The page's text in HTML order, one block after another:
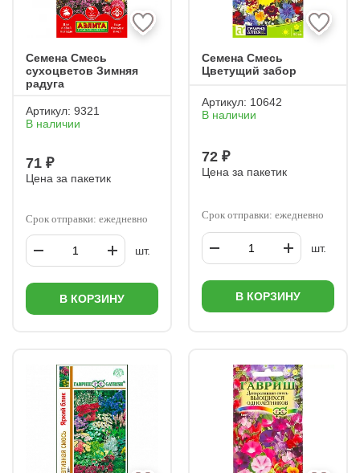
Семена Смесь
сухоцветов Зимняя
радуга
Артикул: 9321
В наличии
71 ₽
Цена за пакетик
Срок отправки: ежедневно
шт.
В КОРЗИНУ
Семена Смесь
Цветущий забор
Артикул: 10642
В наличии
72 ₽
Цена за пакетик
Срок отправки: ежедневно
шт.
В КОРЗИНУ